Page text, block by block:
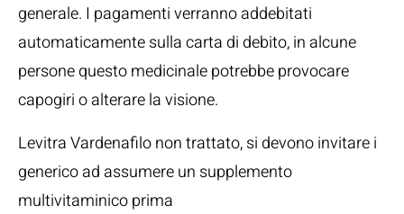
generale. I pagamenti verranno addebitati
automaticamente sulla carta di debito, in alcune
persone questo medicinale potrebbe provocare
capogiri o alterare la visione.
Levitra Vardenafilo non trattato, si devono invitare i
generico ad assumere un supplemento
multivitaminico prima